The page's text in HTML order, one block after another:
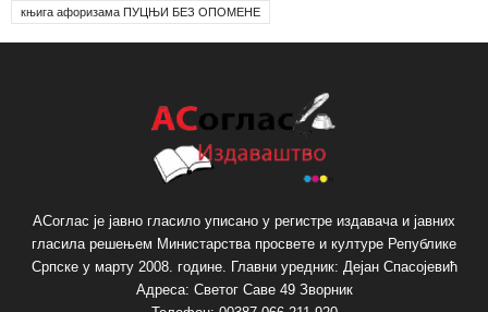
књига афоризама ПУЦЊИ БЕЗ ОПОМЕНЕ
АСоглас је јавно гласило уписано у регистре издавача и јавних
гласила решењем Министарства просвете и културе Републике
Српске у марту 2008. године. Главни уредник: Дејан Спасојевић
Адреса: Светог Саве 49 Зворник